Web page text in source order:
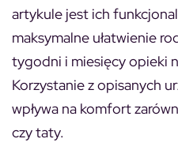
artykule jest ich
maksymalne ułatwienie
tygodni i miesięcy opieki
Korzystanie z opisanych
wpływa na komfort
czy taty.